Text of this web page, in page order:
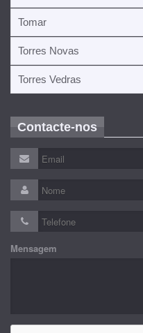
Tomar
Torres Novas
Torres Vedras
Contacte-nos
Mensagem